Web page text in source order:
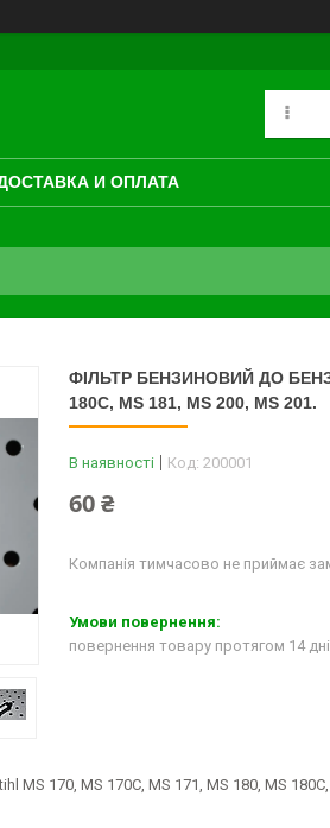
И ОПЛАТА
ФІЛЬТР БЕНЗИНОВИЙ ДО
180C, MS 181, MS 200, MS 201.
В наявності Код: 200001
60 ₴
Компанія тимчасово не приймає
повернення товару протягом 14
MS 170, MS 170C, MS 171, MS 180, MS